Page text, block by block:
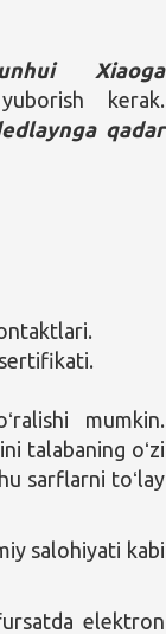
Xiaoga
kerak.
qadar
mumkin.
talabaning oʻzi
sarflarni toʻlay
salohiyati kabi
elektron